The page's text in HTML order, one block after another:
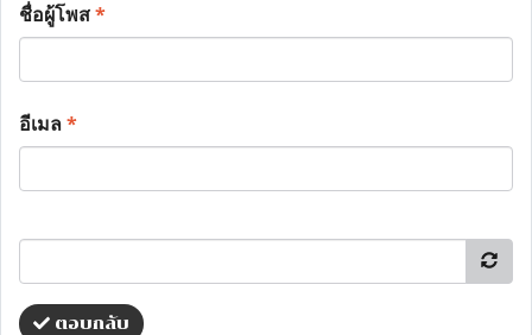
ชื่อผู้โพส*
อีเมล*
ตอบกลับ